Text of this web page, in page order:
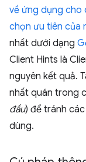
về ứng dụng cho
chọn ưu tiên của
nhất dưới dạng
Client Hints là
nguyên kết quả.
nhất quán trong
đầu) để tránh
dùng.